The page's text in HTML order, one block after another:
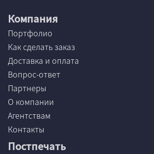
Компания
Портфолио
Как сделать заказ
Доставка и оплата
Вопрос-ответ
Партнеры
О компании
Агентствам
Контакты
Постпечать